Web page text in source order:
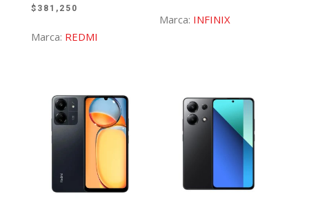
$ 381,250
Marca: REDMI
Marca: INFINIX